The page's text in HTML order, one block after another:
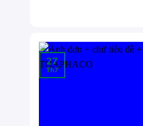
27
Th7